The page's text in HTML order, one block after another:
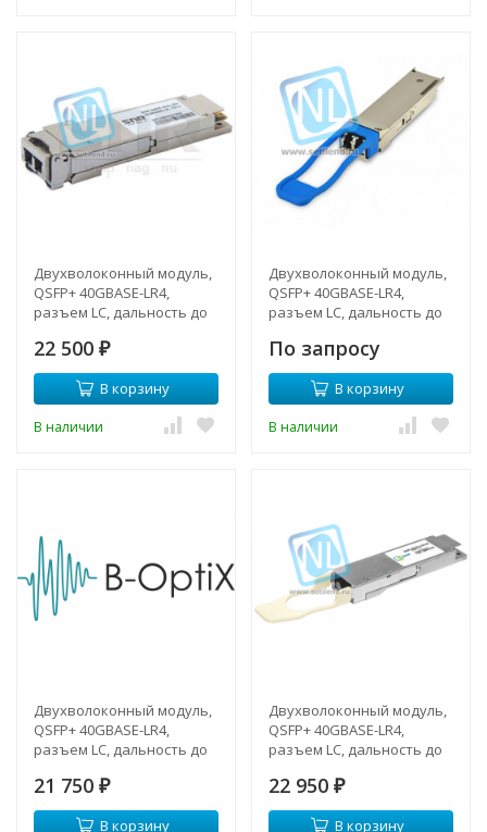
Двухволоконный модуль,
QSFP+ 40GBASE-LR4,
разъем LC, дальность до
22 500 ₽
В корзину
В наличии
Двухволоконный модуль,
QSFP+ 40GBASE-LR4,
разъем LC, дальность до
По запросу
В корзину
В наличии
Двухволоконный модуль,
QSFP+ 40GBASE-LR4,
разъем LC, дальность до
21 750 ₽
В корзину
Двухволоконный модуль,
QSFP+ 40GBASE-LR4,
разъем LC, дальность до
22 950 ₽
В корзину